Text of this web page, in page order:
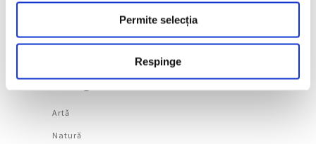
Permite selecția
Respinge
după decenii
Categorii
Artǎ
Natură